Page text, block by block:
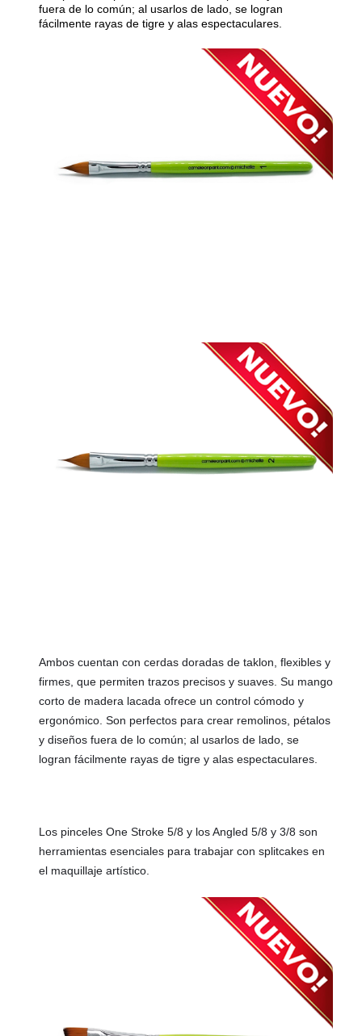
fuera de lo común; al usarlos de lado, se logran
fácilmente rayas de tigre y alas espectaculares.
Ambos cuentan con cerdas doradas de taklon, flexibles y
firmes, que permiten trazos precisos y suaves. Su mango
corto de madera lacada ofrece un control cómodo y
ergonómico. Son perfectos para crear remolinos, pétalos
y diseños fuera de lo común; al usarlos de lado, se
logran fácilmente rayas de tigre y alas espectaculares.
Los pinceles One Stroke 5/8 y los Angled 5/8 y 3/8 son
herramientas esenciales para trabajar con splitcakes en
el maquillaje artístico.